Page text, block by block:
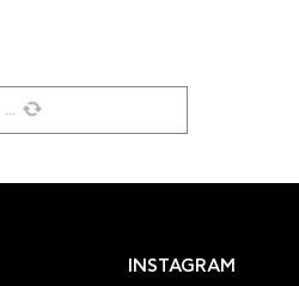
INSTAGRAM